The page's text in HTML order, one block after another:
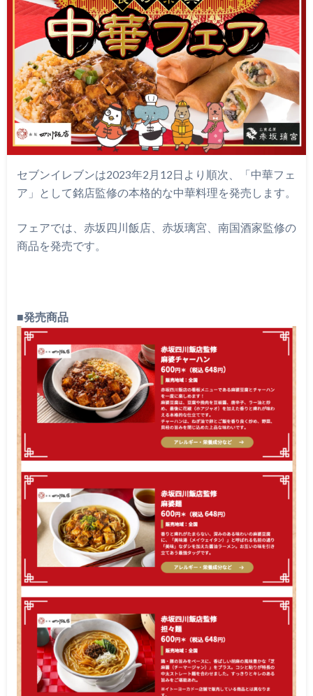
セブンイレブンは2023年2月12日より順次、「中華フェ
ア」として銘店監修の本格的な中華料理を発売します。
フェアでは、赤坂四川飯店、赤坂璃宮、南国酒家監修の
商品を発売です。
■発売商品